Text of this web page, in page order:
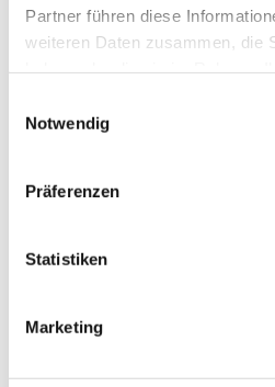
Partner führen diese
weiteren Daten zusammen, die
Notwendig
Präferenzen
Statistiken
Marketing
Dies könnte Sie